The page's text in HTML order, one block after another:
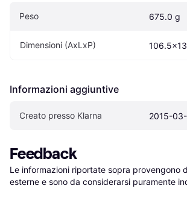
Peso 675.0 g
Dimensioni (AxLxP)
Informazioni aggiuntive
Creato presso Klarna 2015-
Feedback
Le informazioni riportate sopra provengono
esterne e sono da considerarsi puramente